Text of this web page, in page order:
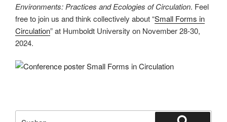
Environments: Practices and Ecologies of Circulation. Feel
free to join us and think collectively about “Small Forms in
Circulation” at Humboldt University on November 28-30,
2024.